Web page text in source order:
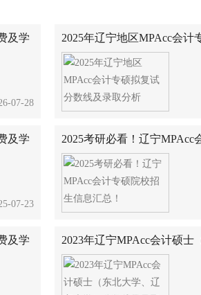
及学
07-28
2025年辽宁地区MPAcc会
及学
07-23
2025考研必看！辽宁MPAcc
及学 2023年辽宁MPAcc会计硕